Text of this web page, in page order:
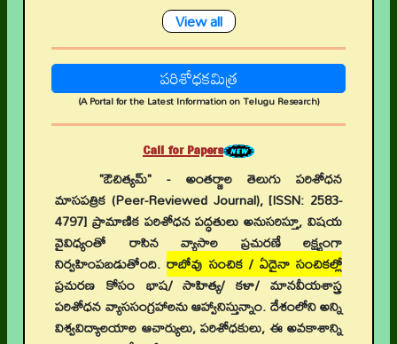
View all
పరిశోధకమిత్ర
(A Portal for the Latest Information on Telugu Research)
Call for Papers
"ఔచిత్యమ్" - అంతర్జాల తెలుగు పరిశోధన
మాసపత్రిక (Peer-Reviewed Journal), [ISSN: 2583-
4797] ప్రామాణిక పరిశోధన పద్ధతులు అనుసరిస్తూ, విషయ
వైవిధ్యంతో రాసిన వ్యాసాల ప్రచురణే లక్ష్యంగా
నిర్వహింపబడుతోంది.రాబోవు సంచిక / ఏదైనా సంచికల్లో
ప్రచురణ కోసం భాష/ సాహిత్య/ కళా/ మానవీయశాస్త్ర
పరిశోధన వ్యాససంగ్రహాలను ఆహ్వానిస్తున్నాం. దేశంలోని అన్ని
విశ్వవిద్యాలయాల ఆచార్యులు, పరిశోధకులు, ఈ అవకాశాన్ని